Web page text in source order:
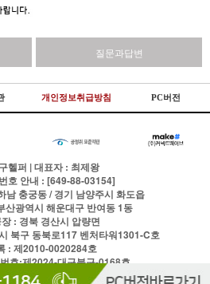
질문과답변
개인정보취급방침 PC버전
헬퍼 | 대표자 : 최제왕
호 안내 : [649-88-03154]
남 충궁동 / 경기 남양주시 화도읍
산광역시 해운대구 반여동 1동
: 경북 경산시 압량면
북구 동북로117 벤처타워1301-C호
: 제2010-0020284호
호:제2024-대구북구-0168호
1688-1184팩스